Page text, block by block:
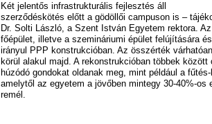
Két jelentős infrastrukturális fejlesztés áll
szerződéskötés előtt a gödöllői campuson is –
Dr. Solti László, a Szent István Egyetem rektora.
főépület, illetve a szemináriumi épület felújítására
irányul PPP konstrukcióban. Az összérték
körül alakul majd. A rekonstrukcióban többek között
húzódó gondokat oldanak meg, mint például a
amelytől az egyetem a jövőben mintegy 30-40%-os
remél.